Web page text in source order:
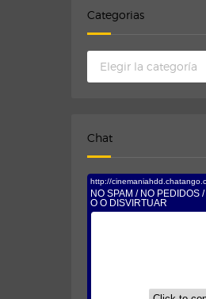
Categorias
Categorias
Chat